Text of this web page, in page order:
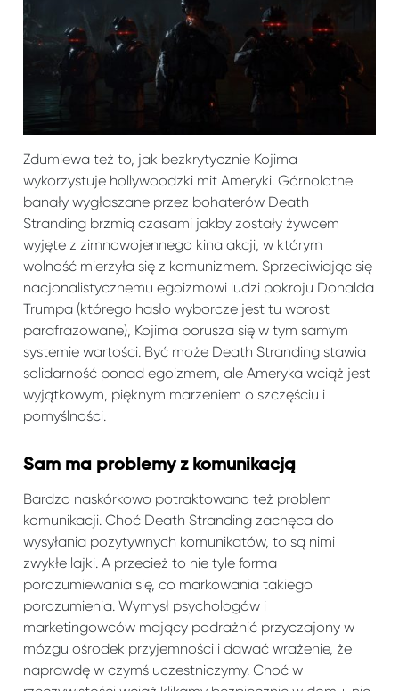
Zdumiewa też to, jak bezkrytycznie Kojima
wykorzystuje hollywoodzki mit Ameryki. Górnolotne
banały wygłaszane przez bohaterów Death
Stranding brzmią czasami jakby zostały żywcem
wyjęte z zimnowojennego kina akcji, w którym
wolność mierzyła się z komunizmem. Sprzeciwiając się
nacjonalistycznemu egoizmowi ludzi pokroju Donalda
Trumpa (którego hasło wyborcze jest tu wprost
parafrazowane), Kojima porusza się w tym samym
systemie wartości. Być może Death Stranding stawia
solidarność ponad egoizmem, ale Ameryka wciąż jest
wyjątkowym, pięknym marzeniem o szczęściu i
pomyślności.
Sam ma problemy z komunikacją
Bardzo naskórkowo potraktowano też problem
komunikacji. Choć Death Stranding zachęca do
wysyłania pozytywnych komunikatów, to są nimi
zwykłe lajki. A przecież to nie tyle forma
porozumiewania się, co markowania takiego
porozumienia. Wymysł psychologów i
marketingowców mający podrażnić przyczajony w
mózgu ośrodek przyjemności i dawać wrażenie, że
naprawdę w czymś uczestniczymy. Choć w